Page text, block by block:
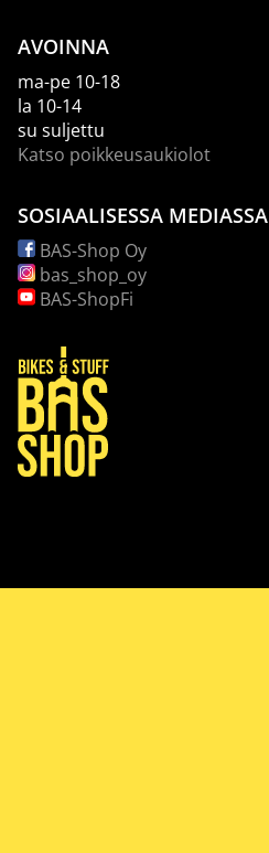
AVOINNA
ma-pe 10-18
la 10-14
su suljettu
Katso poikkeusaukiolot
SOSIAALISESSA MEDIASSA
BAS-Shop Oy
bas_shop_oy
BAS-ShopFi